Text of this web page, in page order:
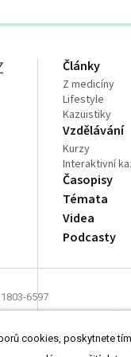
Články
Z medicíny
Lifestyle
Kazuistiky
Vzdělávání
Kurzy
Interaktivní
Časopisy
Témata
Videa
Podcasty
6597
cookies, poskytnete